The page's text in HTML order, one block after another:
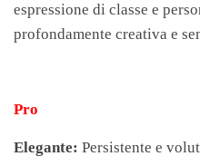
espressione di classe e
profondamente creativa e
Pro
Elegante: Persistente e